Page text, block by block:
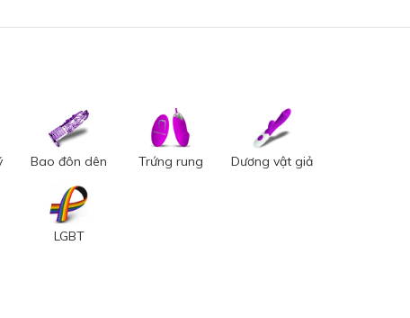
Bao đôn dên Trứng rung Dương vật giả
LGBT